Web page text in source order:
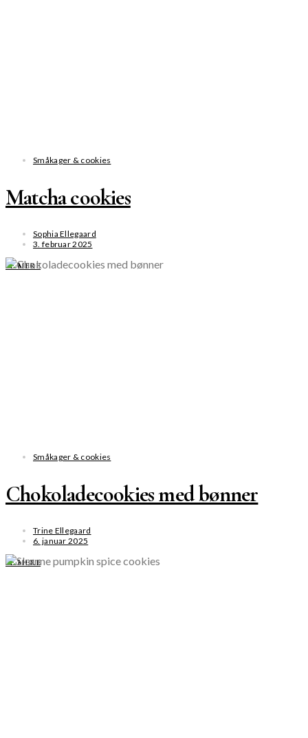
Småkager & cookies
Matcha cookies
Sophia Ellegaard
3. februar 2025
SE MERE
Småkager & cookies
Chokoladecookies med bønner
Trine Ellegaard
6. januar 2025
SE MERE